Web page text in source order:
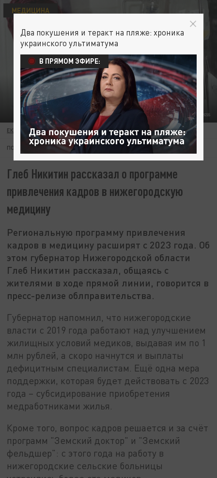
ВИКТОР ЛИСИЦЫН/GLOBAL LOOK PRESS
МЕДИЦИНА
ЕКАТЕРИНА ЧИЧУРИНА 23 НОЯБРЯ 19:24
ПОДПИШИТЕСЬ:
Глеб Никитин рассказал о программе
привлечения кадров в нижегородскую
медицину
Региональную программу привлечения
кадров в медицину расширят с 2023 года. Об
этом губернатор Нижегородской области
Глеб Никитин рассказал, общаясь с
жителями в ходе прямой линии, говорится в
пресс-релизе облправительства.
Губернатор напомнил, что нижегородские
власти с 2019 года работают над улучшением
жилищных условий медиков, выдавая им по 1
млн рублей, а скоро начнутся и выплаты
дефицитным специалистам. Ещё одна мера
поддержки, которая будет действовать с 2023
года – субсидирование приобретения
медработниками жилья.
Кроме того, вопрос кадров решается и за счёт
программ "Земский доктор" и "Земский
фельдшер": с этого года на работу в
нижегородские сельские больницы
Два покушения и теракт на пляже: хроника
украинского ультиматума
В ПРЯМОМ ЭФИРЕ: